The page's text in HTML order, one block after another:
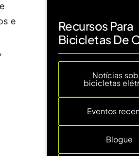
e
Recursos Para
Bicicletas De
Notícias
bicicletas
Eventos
Blogue